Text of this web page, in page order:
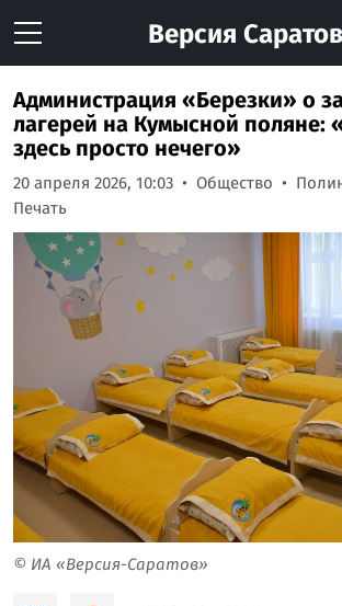
Версия Саратов
Администрация «Березки» о
лагерей на Кумысной поляне:
здесь просто нечего»
20 апреля 2026, 10:03 Общество
Печать
© ИА «Версия-Саратов»